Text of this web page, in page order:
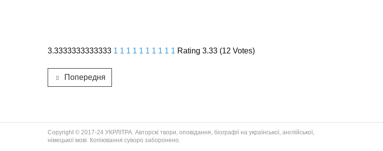
3.3333333333333 1 1 1 1 1 1 1 1 1 1 Rating 3.33 (12 Votes)
Попередня
Copyright © 2017-24 УКРЛІТРА. Авторскі твори, оповідання, біографії на української, англійської,
німецької мові. Копіювання суворо заборонено.